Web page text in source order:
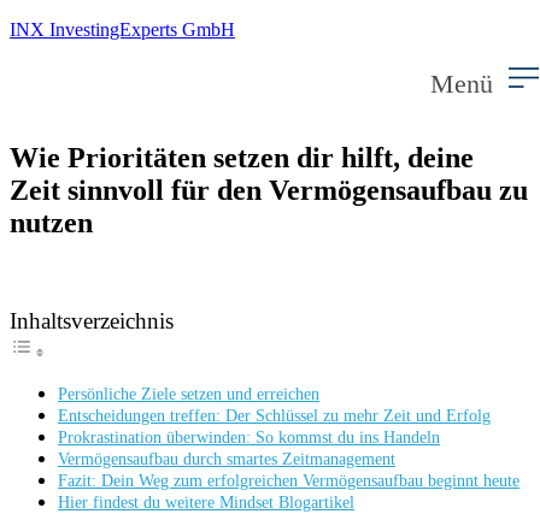
INX InvestingExperts GmbH
Menü
Wie Prioritäten setzen dir hilft, deine
Zeit sinnvoll für den Vermögensaufbau zu
nutzen
Inhaltsverzeichnis
Persönliche Ziele setzen und erreichen
Entscheidungen treffen: Der Schlüssel zu mehr Zeit und Erfolg
Prokrastination überwinden: So kommst du ins Handeln
Vermögensaufbau durch smartes Zeitmanagement
Fazit: Dein Weg zum erfolgreichen Vermögensaufbau beginnt heute
Hier findest du weitere Mindset Blogartikel